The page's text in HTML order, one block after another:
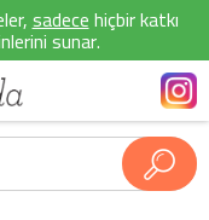
sadecehiçbir katkı
sunar.